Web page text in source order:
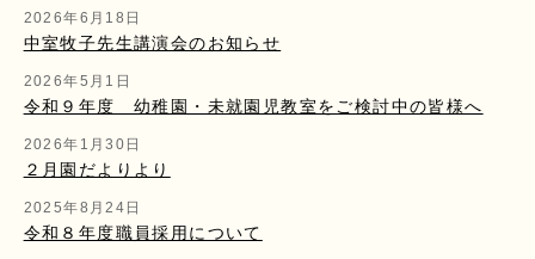
中室牧子先生講演会のお知らせ
2026年6月18日
令和９年度 幼稚園・未就園児教室をご検討中の皆様へ
2026年5月1日
２月園だよりより
2026年1月30日
令和８年度職員採用について
2025年8月24日